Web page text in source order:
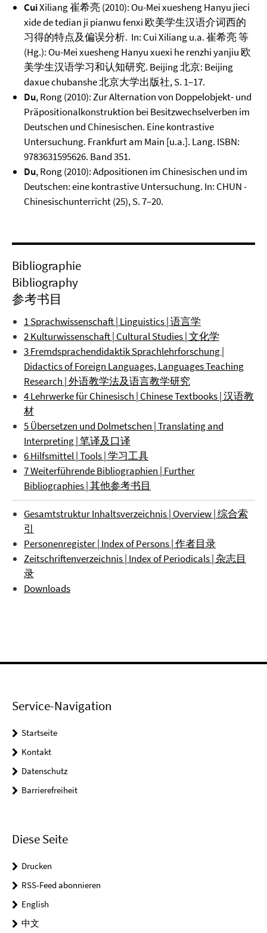
CuiXiliang 崔希亮 (2010): Ou-Mei xuesheng Hanyu jieci
xide de tedian ji pianwu fenxi 欧美学生汉语介词西的
习得的特点及偏误分析. In: Cui Xiliang u.a. 崔希亮 等
(Hg.): Ou-Mei xuesheng Hanyu xuexi he renzhi yanjiu 欧
美学生汉语学习和认知研究. Beijing 北京: Beijing
daxue chubanshe 北京大学出版社, S. 1–17.
Du, Rong (2010): Zur Alternation von Doppelobjekt- und
Präpositionalkonstruktion bei Besitzwechselverben im
Deutschen und Chinesischen. Eine kontrastive
Untersuchung. Frankfurt am Main [u.a.]. Lang. ISBN:
9783631595626. Band 351.
Du, Rong (2010): Adpositionen im Chinesischen und im
Deutschen: eine kontrastive Untersuchung. In: CHUN -
Chinesischunterricht (25), S. 7–20.
Bibliographie
Bibliography
参考书目
1 Sprachwissenschaft | Linguistics | 语言学
2 Kulturwissenschaft | Cultural Studies | 文化学
3 Fremdsprachendidaktik Sprachlehrforschung |
Didactics of Foreign Languages, Languages Teaching
Research | 外语教学法及语言教学研究
4 Lehrwerke für Chinesisch | Chinese Textbooks | 汉语教
材
5 Übersetzen und Dolmetschen | Translating and
Interpreting | 笔译及口译
6 Hilfsmittel | Tools | 学习工具
7 Weiterführende Bibliographien | Further
Bibliographies | 其他参考书目
Gesamtstruktur Inhaltsverzeichnis | Overview | 综合索
引
Personenregister | Index of Persons | 作者目录
Zeitschriftenverzeichnis | Index of Periodicals | 杂志目
录
Downloads
Service-Navigation
Startseite
Kontakt
Datenschutz
Barrierefreiheit
Diese Seite
Drucken
RSS-Feed abonnieren
English
中文